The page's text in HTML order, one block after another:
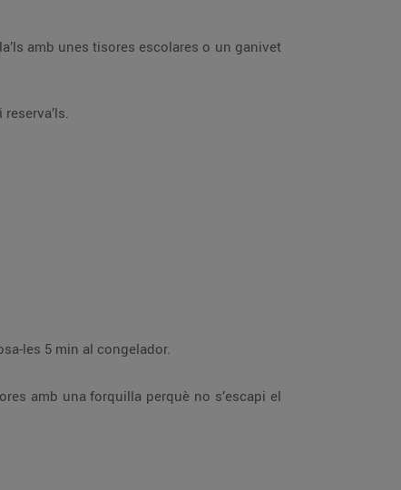
2 min i reserva’ls.
Amb un corró una mica enfarinat, estira la massa ben fina. Talla’n rodones amb un motlle o un got, i posa-les 5 min al congelador.